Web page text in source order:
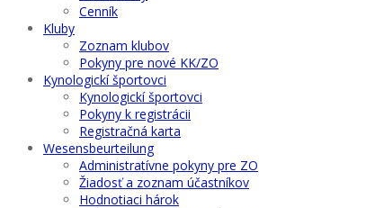
Cenník
Kluby
Zoznam klubov
Pokyny pre nové KK/ZO
Kynologickí športovci
Kynologickí športovci
Pokyny k registrácii
Registračná karta
Wesensbeurteilung
Administratívne pokyny pre ZO
Žiadosť a zoznam účastníkov
Hodnotiaci hárok